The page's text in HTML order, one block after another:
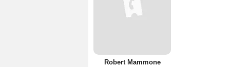
Robert Mammone